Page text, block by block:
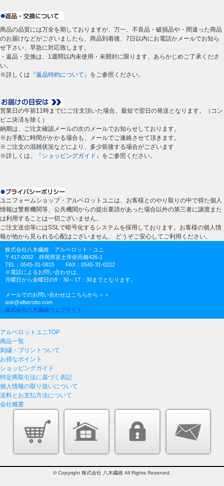
商品の品質には万全を期しておりますが、万一、不良品・破損品や・間違った商品
のお届けなどがございましたら、商品到着後、7日以内にお電話かメールでお知ら
せ下さい、早急に対応致します。
・返品・交換は、1週間以内未使用・未開封に限ります、あらかじめご了承くださ
い。
※詳しくは 『返品特約について』 をご参照ください。
営業日の午前11時までにご注文頂いた場合、最短で翌日の発送となります。（コン
ビニ決済を除く）
納期は、ご注文確認メールの次のメールでお知らせしております。
※お手配に時間がかかる場合も、メールでご連絡させて頂きます。
※ご注文の混雑状況などにより、多少前後する場合がございます
※詳しくは、
『ショッピングガイド』 をご参照ください。
ユニフォームショップ・アルベロットユニは、お客様とのやり取りの中で得た個人
情報は警察機関等、公共機関からの提出要請があった場合以外の第三者に譲渡また
は利用することは一切ございません。
ご注文送信等にはSSLで暗号化するシステムを採用しております。お客様の個人情
報が他から見られる心配はございません、 どうぞご安心してご利用ください。
株式会社八木繊維 アルベロット・ユニ
〒417-0002 静岡県富士市依田橋426-1
TEL：0545-31-0815 FAX：0545-31-0222
※電話によるお問い合わせは、
月曜日から金曜日の9：30～17：30までとなります。
メールでのお問い合わせはこちらから＞＞
ask@alberotto.com
株式会社八木繊維ウェブサイト
アルベロットユニTOP
商品一覧
刺繍・プリントついて
お得なポイント
ショッピングガイド
特定商取引法に基づく表記
個人情報の取り扱いについて
送料とお支払方法について
会社概要
© Copyright 株式会社 八木繊維 All Rights Reserved.